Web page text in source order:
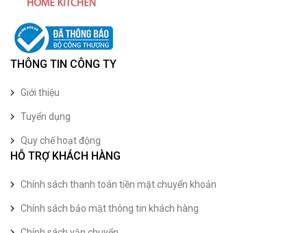
THÔNG TIN CÔNG TY
Giới thiệu
Tuyển dụng
Quy chế hoạt động
HỖ TRỢ KHÁCH HÀNG
Chính sách thanh toán tiền mặt chuyển khoản
Chính sách bảo mật thông tin khách hàng